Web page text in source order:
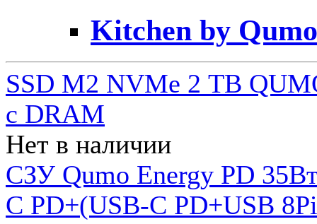
Kitchen by
SSD M2 NVMe 2 ТB
c DRAM
Нет в наличии
СЗУ Qumo Energy PD
C PD+(USB-C PD+USB